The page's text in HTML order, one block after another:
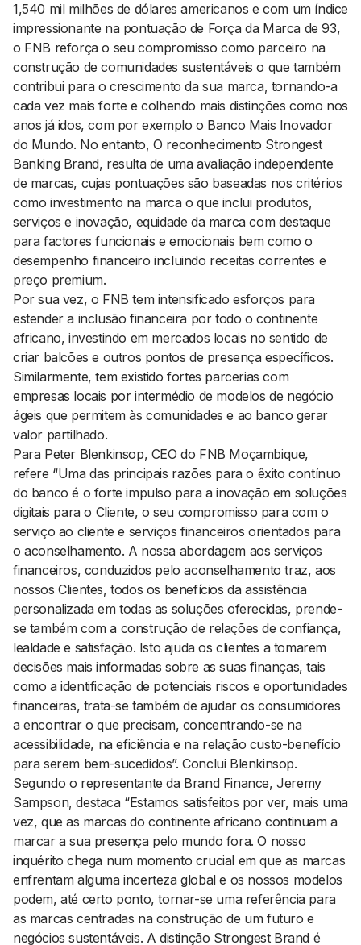
1,540 mil milhões de dólares americanos e com um índice
impressionante na pontuação de Força da Marca de 93,
o FNB reforça o seu compromisso como parceiro na
construção de comunidades sustentáveis o que também
contribui para o crescimento da sua marca, tornando-a
cada vez mais forte e colhendo mais distinções como nos
anos já idos, com por exemplo o Banco Mais Inovador
do Mundo. No entanto, O reconhecimento Strongest
Banking Brand, resulta de uma avaliação independente
de marcas, cujas pontuações são baseadas nos critérios
como investimento na marca o que inclui produtos,
serviços e inovação, equidade da marca com destaque
para factores funcionais e emocionais bem como o
desempenho financeiro incluindo receitas correntes e
preço premium.
Por sua vez, o FNB tem intensificado esforços para
estender a inclusão financeira por todo o continente
africano, investindo em mercados locais no sentido de
criar balcões e outros pontos de presença específicos.
Similarmente, tem existido fortes parcerias com
empresas locais por intermédio de modelos de negócio
ágeis que permitem às comunidades e ao banco gerar
valor partilhado.
Para Peter Blenkinsop, CEO do FNB Moçambique,
refere “Uma das principais razões para o êxito contínuo
do banco é o forte impulso para a inovação em soluções
digitais para o Cliente, o seu compromisso para com o
serviço ao cliente e serviços financeiros orientados para
o aconselhamento. A nossa abordagem aos serviços
financeiros, conduzidos pelo aconselhamento traz, aos
nossos Clientes, todos os benefícios da assistência
personalizada em todas as soluções oferecidas, prende-
se também com a construção de relações de confiança,
lealdade e satisfação. Isto ajuda os clientes a tomarem
decisões mais informadas sobre as suas finanças, tais
como a identificação de potenciais riscos e oportunidades
financeiras, trata-se também de ajudar os consumidores
a encontrar o que precisam, concentrando-se na
acessibilidade, na eficiência e na relação custo-benefício
para serem bem-sucedidos”. Conclui Blenkinsop.
Segundo o representante da Brand Finance, Jeremy
Sampson, destaca “Estamos satisfeitos por ver, mais uma
vez, que as marcas do continente africano continuam a
marcar a sua presença pelo mundo fora. O nosso
inquérito chega num momento crucial em que as marcas
enfrentam alguma incerteza global e os nossos modelos
podem, até certo ponto, tornar-se uma referência para
as marcas centradas na construção de um futuro e
negócios sustentáveis. A distinção Strongest Brand é